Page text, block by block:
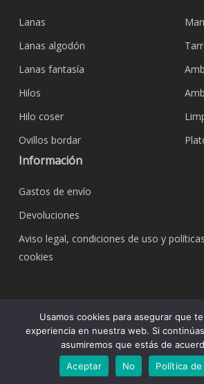
Lanas
Lanas algodón
Lanas fantasía
Hilos
Hilo coser
Ovillos bordar
Información
Gastos de envío
Devoluciones
Aviso legal, condiciones de uso y
cookies
© 2026 Bazar Corona Todo
derechos
Usamos cookies para asegurar que
experiencia en nuestra web. Si
asumiremos que estás de
Aceptar
No Política